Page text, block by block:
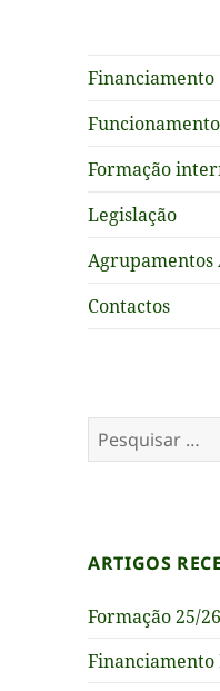
Financiamento
Formação
Legislação
Agrupamentos
Contactos
Pesquisar
por:
ARTIGOS
Formação 25/
Financiamento